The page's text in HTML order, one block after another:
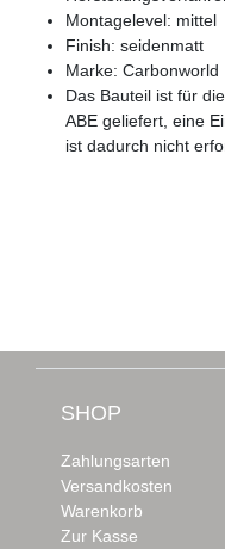
Montagelevel: mittel
Finish: seidenmatt
Marke: Carbonworld
Das Bauteil ist für
ABE geliefert, eine
ist dadurch nicht
SHOP
Zahlungsarten
Versandkosten
Warenkorb
Zur Kasse